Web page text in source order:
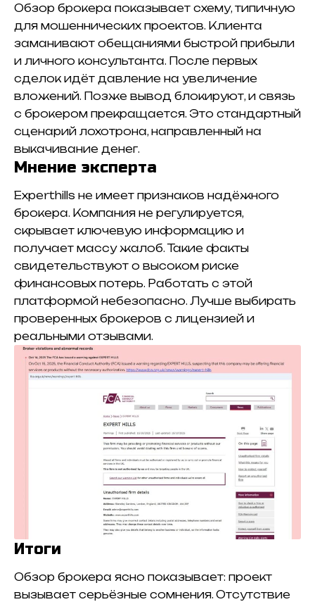
Обзор брокера показывает схему, типичную
для мошеннических проектов. Клиента
заманивают обещаниями быстрой прибыли
и личного консультанта. После первых
сделок идёт давление на увеличение
вложений. Позже вывод блокируют, и связь
с брокером прекращается. Это стандартный
сценарий лохотрона, направленный на
выкачивание денег.
Мнение эксперта
Experthills не имеет признаков надёжного
брокера. Компания не регулируется,
скрывает ключевую информацию и
получает массу жалоб. Такие факты
свидетельствуют о высоком риске
финансовых потерь. Работать с этой
платформой небезопасно. Лучше выбирать
проверенных брокеров с лицензией и
реальными отзывами.
Итоги
Обзор брокера ясно показывает: проект
вызывает серьёзные сомнения. Отсутствие